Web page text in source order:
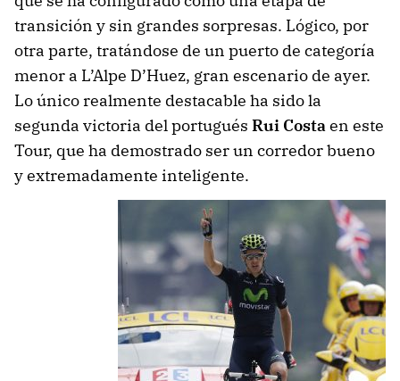
transición y sin grandes sorpresas. Lógico, por
otra parte, tratándose de un puerto de categoría
menor a L’Alpe D’Huez, gran escenario de ayer.
Lo único realmente destacable ha sido la
segunda victoria del portugués Rui Costaen este
Tour, que ha demostrado ser un corredor bueno
y extremadamente inteligente.